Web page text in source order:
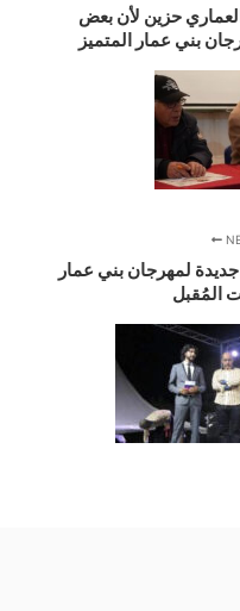
حزين لأن بعض
بني عمار المتميز
لمهرجان بني عمار
المُقبل